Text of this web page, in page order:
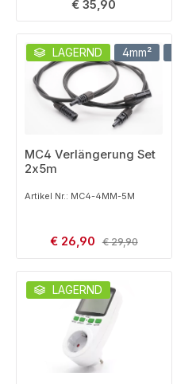
Regulärer Preis:
€ 35,90
LAGERND 4mm²
MC4 Verlängerung Set
2x5m
Artikel Nr.: MC4-4MM-5M
Verkaufspreis:
€ 26,90 Regulärer Preis:
€ 29,90
LAGERND